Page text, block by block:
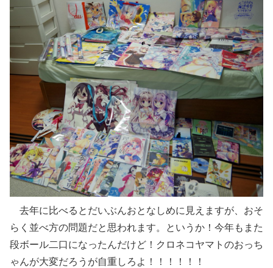
去年に比べるとだいぶんおとなしめに見えますが、おそ
らく並べ方の問題だと思われます。というか！今年もまた
段ボール二口になったんだけど！クロネコヤマトのおっち
ゃんが大変だろうが自重しろよ！！！！！！